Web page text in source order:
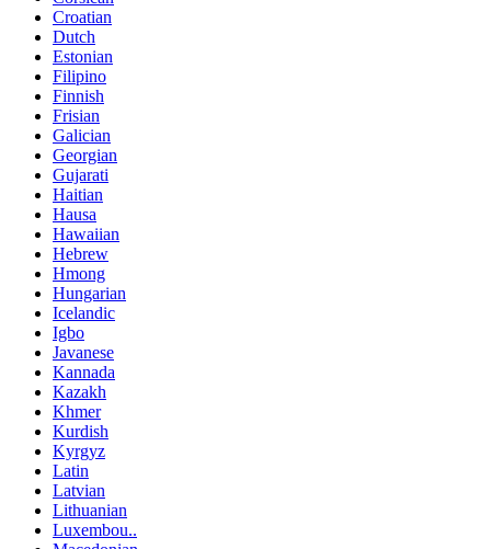
Croatian
Dutch
Estonian
Filipino
Finnish
Frisian
Galician
Georgian
Gujarati
Haitian
Hausa
Hawaiian
Hebrew
Hmong
Hungarian
Icelandic
Igbo
Javanese
Kannada
Kazakh
Khmer
Kurdish
Kyrgyz
Latin
Latvian
Lithuanian
Luxembou..